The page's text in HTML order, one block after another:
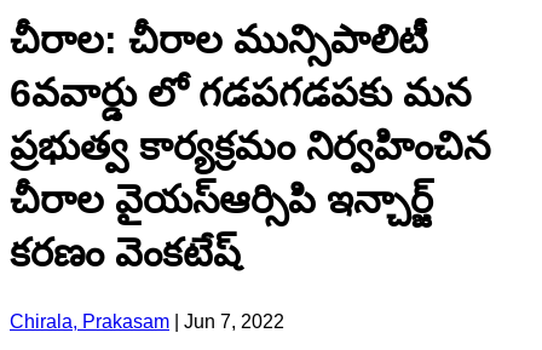
చీరాల: చీరాల మున్సిపాలిటీ
6వవార్డు లో గడపగడపకు మన
ప్రభుత్వ కార్యక్రమం నిర్వహించిన
చీరాల వైయస్ఆర్సిపి ఇన్చార్జ్
కరణం వెంకటేష్
Chirala, Prakasam Jun 7, 2022